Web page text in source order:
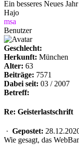
Ein besseres Neues
Hajo
msa
Benutzer
Geschlecht:
Herkunft: München
Alter: 63
Beiträge: 7571
Dabei seit: 03 / 2007
Betreff:
Re: Geisterlastschrift
· Gepostet:
Wie gesagt, das